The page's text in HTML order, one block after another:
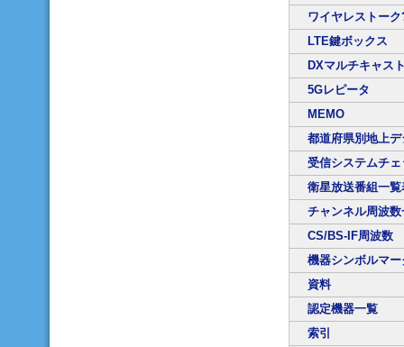
ワイヤレストーク
LTE鍵ボックス
DXマルチキャス
5Gレピータ
MEMO
都道府県別地上
受信システムチ
衛星放送番組一覧
チャンネル周波数
CS/BS-IF周波数
機器シンボルマ
資料
認定機器一覧
索引